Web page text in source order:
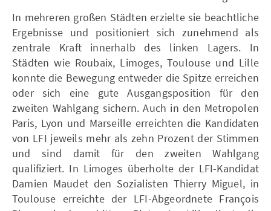
In mehreren großen Städten erzielte sie beachtliche
Ergebnisse und positioniert sich zunehmend als
zentrale Kraft innerhalb des linken Lagers. In
Städten wie Roubaix, Limoges, Toulouse und Lille
konnte die Bewegung entweder die Spitze erreichen
oder sich eine gute Ausgangsposition für den
zweiten Wahlgang sichern. Auch in den Metropolen
Paris, Lyon und Marseille erreichten die Kandidaten
von LFI jeweils mehr als zehn Prozent der Stimmen
und sind damit für den zweiten Wahlgang
qualifiziert. In Limoges überholte der LFI-Kandidat
Damien Maudet den Sozialisten Thierry Miguel, in
Toulouse erreichte der LFI-Abgeordnete François